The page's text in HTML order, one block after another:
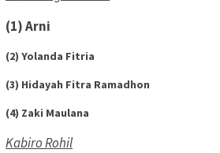
(1) Arni
(2) Yolanda Fitria
(3) Hidayah Fitra Ramadhon
(4) Zaki Maulana
Kabiro Rohil